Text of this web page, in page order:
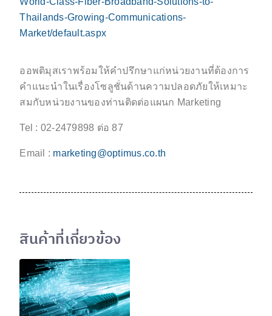
Thailands-Growing-Communications-
Market/default.aspx
ออพติมุสเราพร้อมให้คำปรึกษาแก่หน่วยงานที่ต้องการ
คำแนะนำในเรื่องโซลูชั่นด้านความปลอดภัยให้เหมาะ
สมกับหน่วยงานของท่านติดต่อแผนก Marketing
Tel : 02-2479898 ต่อ 87
Email : marketing@optimus.co.th
สินค้าที่เกี่ยวข้อง